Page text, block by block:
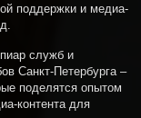
поддержки и медиа-
служб и
Санкт-Петербурга –
поделятся опытом
контента для